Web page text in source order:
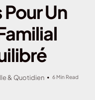
Un
& Quotidien 6 Min Read